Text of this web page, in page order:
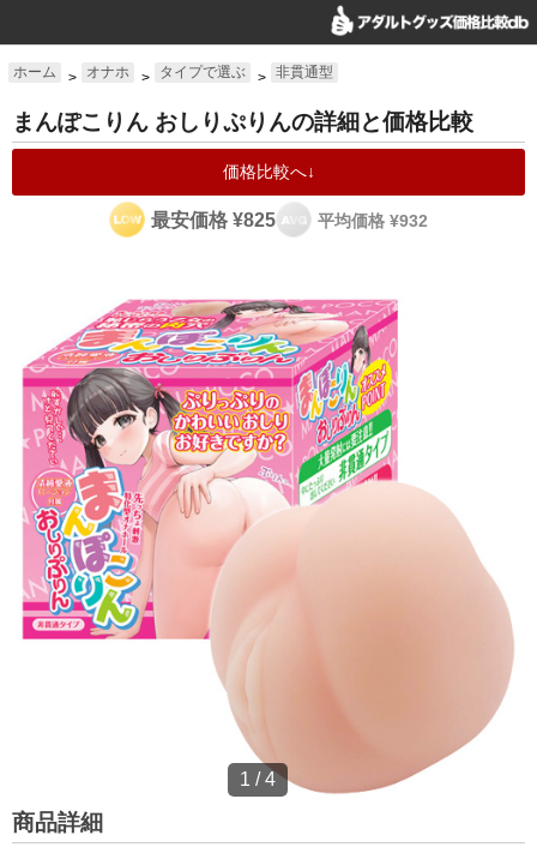
ホーム > オナホ > タイプで選ぶ > 非貫通型
まんぽこりん おしりぷりんの詳細と価格比較
価格比較へ↓
最安価格 ¥825 平均価格 ¥932
1 /4
商品詳細